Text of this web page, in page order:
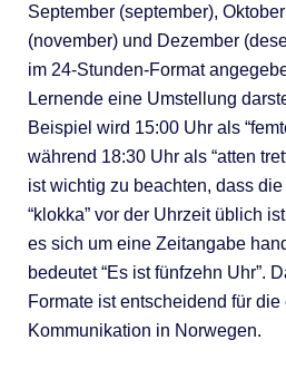
September (september),
(november) und Dezember
im 24-Stunden-Format
Lernende eine Umstellung
Beispiel wird 15:00 Uhr als
während 18:30 Uhr als “atten
ist wichtig zu beachten, dass
“klokka” vor der Uhrzeit üblich
es sich um eine Zeitangabe
bedeutet “Es ist fünfzehn Uhr”.
Formate ist entscheidend für die
Kommunikation in Norwegen.